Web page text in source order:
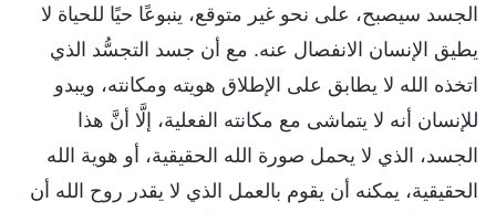
الجسد سيصبح، على نحو غير متوقع، ينبوعًا حيًا للحياة لا
يطيق الإنسان الانفصال عنه. مع أن جسد التجسُّد الذي
اتخذه الله لا يطابق على الإطلاق هويته ومكانته، ويبدو
للإنسان أنه لا يتماشى مع مكانته الفعلية، إلَّا أنَّ هذا
الجسد، الذي لا يحمل صورة الله الحقيقية، أو هوية الله
الحقيقية، يمكنه أن يقوم بالعمل الذي لا يقدر روح الله أن